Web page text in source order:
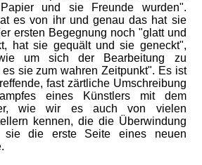
und sie Freunde wurden".
es von ihr und genau das hat sie
ersten Begegnung noch "glatt und
hat sie gequält und sie geneckt",
um sich der Bearbeitung zu
sie zum wahren Zeitpunkt". Es ist
fast zärtliche Umschreibung
eines Künstlers mit dem
wie wir es auch von vielen
kennen, die die Überwindung
sie die erste Seite eines neuen